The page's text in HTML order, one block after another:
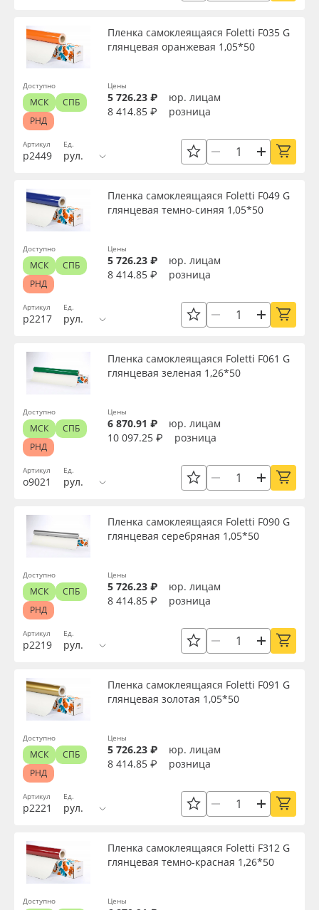
Плёнка монтажная Oratape
ПЭТ листовой
ПЭТ бэклит
Вспененный ПВХ
Баннер
Заготовки для сувениров
Торговая марка
Серия
Назначение
Сбросить фильтр
Артикул
р2449
Пленка самоклеящаяся Foletti F035 G
глянцевая оранжевая 1,05*50
Ед.
рул.
Цены
5 726.23 ₽
юр. лицам
8 414.85 ₽
розница
Доступно
МСК
СПБ
РНД
Артикул
р2217
Пленка самоклеящаяся Foletti F049 G
глянцевая темно-синяя 1,05*50
Ед.
рул.
Цены
5 726.23 ₽
юр. лицам
8 414.85 ₽
розница
Доступно
МСК
СПБ
РНД
Артикул
о9021
Пленка самоклеящаяся Foletti F061 G
глянцевая зеленая 1,26*50
Ед.
рул.
Цены
6 870.91 ₽
юр. лицам
10 097.25 ₽
розница
Доступно
МСК
СПБ
РНД
Артикул
р2219
Пленка самоклеящаяся Foletti F090 G
глянцевая серебряная 1,05*50
Ед.
рул.
Цены
5 726.23 ₽
юр. лицам
8 414.85 ₽
розница
Доступно
МСК
СПБ
РНД
Артикул
р2221
Пленка самоклеящаяся Foletti F091 G
глянцевая золотая 1,05*50
Ед.
рул.
Цены
5 726.23 ₽
юр. лицам
8 414.85 ₽
розница
Доступно
МСК
СПБ
РНД
Пленка самоклеящаяся Foletti F312 G
глянцевая темно-красная 1,26*50
Цены
Доступно